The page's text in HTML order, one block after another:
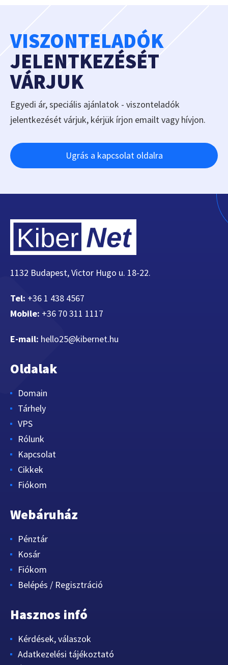
VISZONTELADÓK
JELENTKEZÉSÉT
VÁRJUK
Egyedi ár, speciális ajánlatok - viszonteladók
jelentkezését várjuk, kérjük írjon emailt vagy hívjon.
Ugrás a kapcsolat oldalra
1132 Budapest, Victor Hugo u. 18-22.
Tel: +36 1 438 4567
Mobile: +36 70 311 1117
E-mail: hello25@kibernet.hu
Oldalak
Domain
Tárhely
VPS
Rólunk
Kapcsolat
Cikkek
Fiókom
Webáruház
Pénztár
Kosár
Fiókom
Belépés / Regisztráció
Hasznos infó
Kérdések, válaszok
Adatkezelési tájékoztató